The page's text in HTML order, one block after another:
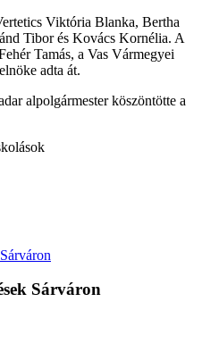
Viktória Blanka, Bertha
Tibor és Kovács Kornélia. A
Tamás, a Vas Vármegyei
adta át.
alpolgármester köszöntötte a
Sárváron